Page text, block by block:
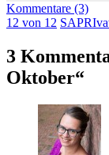
Kommentare (3)
12 von 12
3
Oktober“